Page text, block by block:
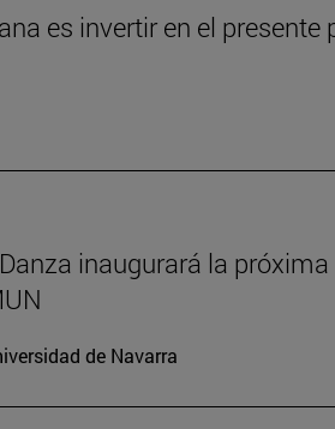
es invertir en el presente
inaugurará la próxima
de Navarra